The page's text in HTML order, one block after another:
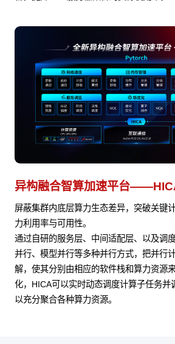
异构融合智算加速平台
屏蔽集群内底层算力生态差异，突破关键
力利用率与可用性。
通过自研的服务层、中间适配层、以及调
并行、模型并行等多种并行方式，把并行
解，使其分别由相应的软件栈和算力资源
化，HICA可以实时动态调度计算子任务并
以充分聚合各种算力资源。